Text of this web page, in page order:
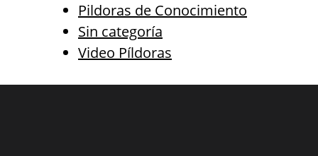
Pildoras de Conocimiento
Sin categoría
Video Píldoras